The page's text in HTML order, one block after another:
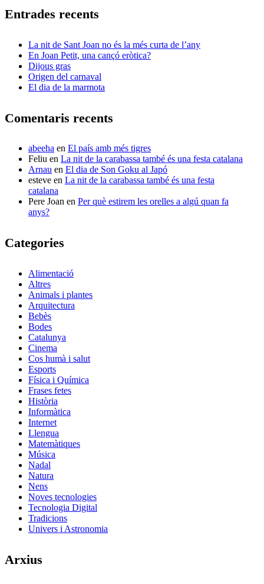
Entrades recents
La nit de Sant Joan no és la més curta de l’any
En Joan Petit, una cançó eròtica?
Dijous gras
Origen del carnaval
El dia de la marmota
Comentaris recents
abeeha en El país amb més tigres
Feliu en La nit de la carabassa també és una festa catalana
Arnau en El dia de Son Goku al Japó
esteve en La nit de la carabassa també és una festa
catalana
Pere Joan en Per què estirem les orelles a algú quan fa
anys?
Categories
Alimentació
Altres
Animals i plantes
Arquitectura
Bebès
Bodes
Catalunya
Cinema
Cos humà i salut
Esports
Física i Química
Frases fetes
Història
Informàtica
Internet
Llengua
Matemàtiques
Música
Nadal
Natura
Nens
Noves tecnologies
Tecnologia Digital
Tradicions
Univers i Astronomia
Arxius